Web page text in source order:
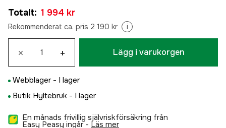
Totalt: 1 994 kr
Rekommenderat ca. pris 2 190 kr i
× + Lägg i varukorgen
Webblager - I lager
Butik Hyltebruk - I lager
En månads frivillig självriskförsäkring från
Easy Peasy ingår - läs mer